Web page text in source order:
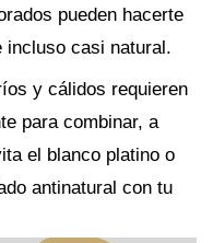
pueden hacerte
incluso casi natural.
y cálidos requieren
para combinar, a
el blanco platino o
antinatural con tu